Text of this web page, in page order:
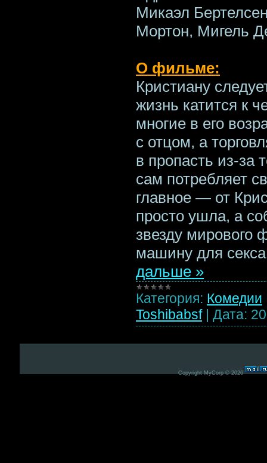
Микаэл
Мортон, Мигель
О фильме:
Кристиану
жизнь катится к
многие в его
с отцом, а
в пропасть из-за
сам потребляет
главное — от
просто ушла, а
звезду мирового
машину для
дальше »
Категория: Комедии
Toshibabsf | Дата:
Copyright MyCorp © 2026